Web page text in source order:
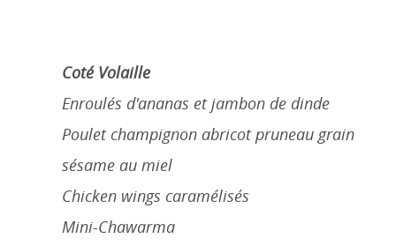
Coté Volaille
Enroulés d'ananas et jambon de dinde
Poulet champignon abricot pruneau grain
sésame au miel
Chicken wings caramélisés
Mini-Chawarma